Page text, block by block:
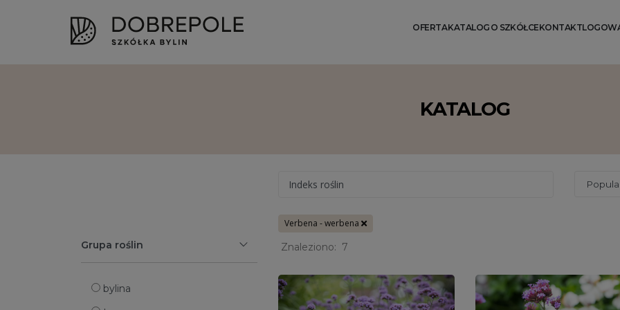
OFERTAKATALOG O SZKÓŁCEKONTAKT
KATALOG
Indeks roślin
Grupa roślin
bylina
Verbena - werbena
Znaleziono: 7